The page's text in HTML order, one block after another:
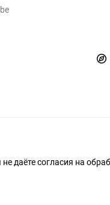
даёте согласия на